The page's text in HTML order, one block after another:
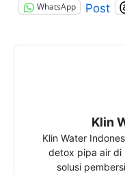
WhatsApp Post
Klin
Klin Water
detox pipa air di
solusi